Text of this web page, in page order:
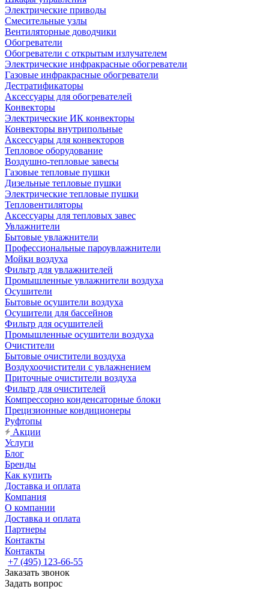
Электрические приводы
Смесительные узлы
Вентиляторные доводчики
Обогреватели
Обогреватели с открытым излучателем
Электрические инфракрасные обогреватели
Газовые инфракрасные обогреватели
Дестратификаторы
Аксессуары для обогревателей
Конвекторы
Электрические ИК конвекторы
Конвекторы внутрипольные
Аксессуары для конвекторов
Тепловое оборудование
Воздушно-тепловые завесы
Газовые тепловые пушки
Дизельные тепловые пушки
Электрические тепловые пушки
Тепловентиляторы
Аксессуары для тепловых завес
Увлажнители
Бытовые увлажнители
Профессиональные пароувлажнители
Мойки воздуха
Фильтр для увлажнителей
Промышленные увлажнители воздуха
Осушители
Бытовые осушители воздуха
Осушители для бассейнов
Фильтр для осушителей
Промышленные осушители воздуха
Очистители
Бытовые очистители воздуха
Воздухоочистители с увлажнением
Приточные очистители воздуха
Фильтр для очистителей
Компрессорно конденсаторные блоки
Прецизионные кондиционеры
Руфтопы
Акции
Услуги
Блог
Бренды
Как купить
Доставка и оплата
Компания
О компании
Доставка и оплата
Партнеры
Контакты
Контакты
+7 (495) 123-66-55
Заказать звонок
Задать вопрос